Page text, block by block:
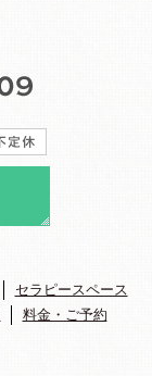
セラピースペース
料金・ご予約